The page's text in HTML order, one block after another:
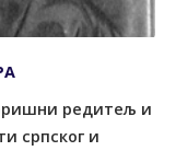
редитељ и
српског и